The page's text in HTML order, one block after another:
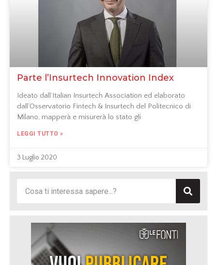
Parte l’Insurtech Innovation Index
Ideato dall’Italian Insurtech Association ed elaborato
dall’Osservatorio Fintech & Insurtech del Politecnico di
Milano, mapperà e misurerà lo stato gli
LEGGI TUTTO »
3 Luglio 2020